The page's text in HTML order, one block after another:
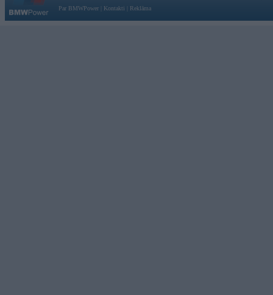
Par BMWPower
Kontakti Reklāma